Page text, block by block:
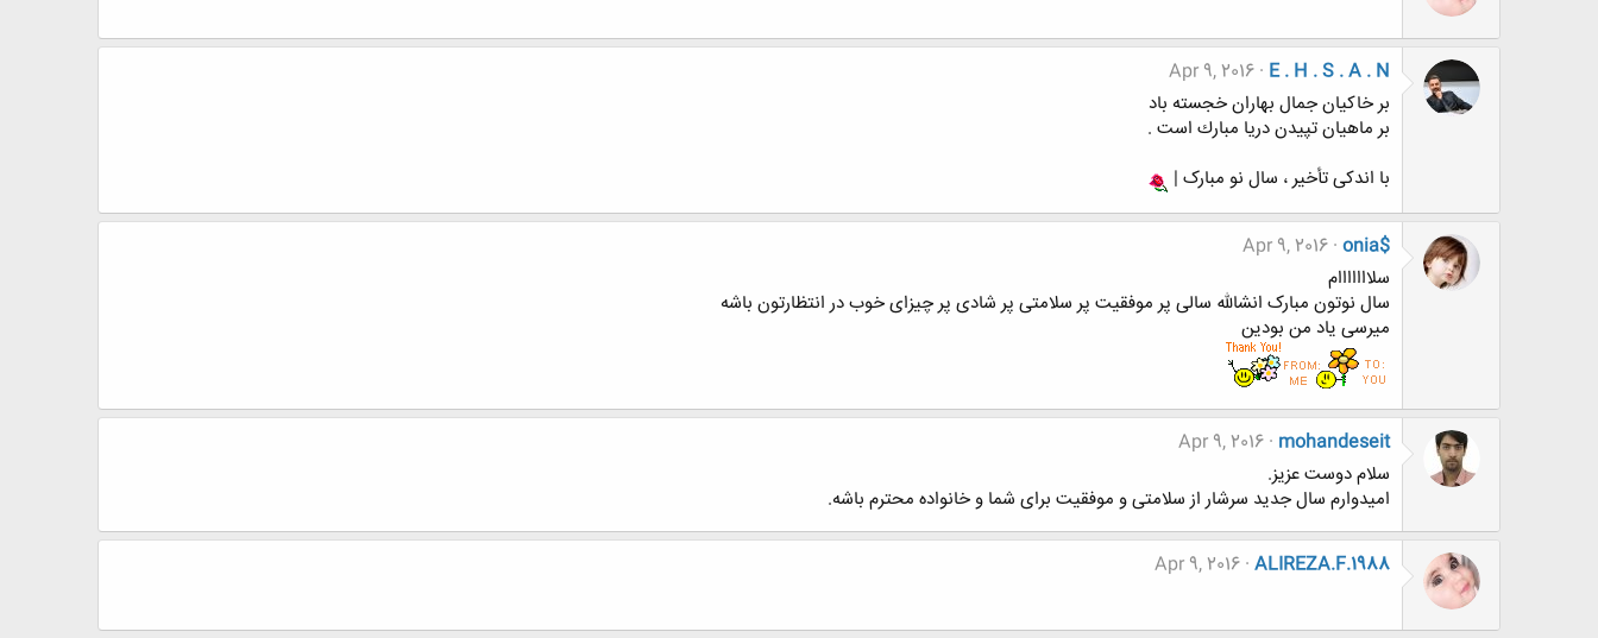
E . H . S . A . N
Apr 9, 2016
بر خاكيان جمال بهاران خجسته باد
بر ماهيان تپيدن دريا مبارك است .
با اندکی تأخیر ، سال نو مبارک |
onia$
Apr 9, 2016
سلااااااام
سال نوتون مبارک انشالله سالی پر موفقیت پر سلامتی پر شادی پر چیزای خوب در انتظارتون باشه
میرسی یاد من بودین
mohandeseit
Apr 9, 2016
سلام دوست عزیز.
امیدوارم سال جدید سرشار از سلامتی و موفقیت برای شما و خانواده محترم باشه.
ALIREZA.F.1988
Apr 9, 2016